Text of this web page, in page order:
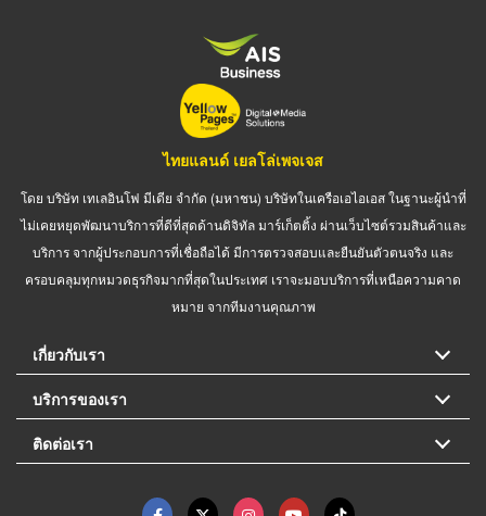
ไทยแลนด์ เยลโล่เพจเจส
โดย บริษัท เทเลอินโฟ มีเดีย จำกัด (มหาชน) บริษัทในเครือเอไอเอส ในฐานะผู้นำที่
ไม่เคยหยุดพัฒนาบริการที่ดีที่สุดด้านดิจิทัล มาร์เก็ตติ้ง ผ่านเว็บไซต์รวมสินค้าและ
บริการ จากผู้ประกอบการที่เชื่อถือได้ มีการตรวจสอบและยืนยันตัวตนจริง และ
ครอบคลุมทุกหมวดธุรกิจมากที่สุดในประเทศ เราจะมอบบริการที่เหนือความคาด
หมาย จากทีมงานคุณภาพ
เกี่ยวกับเรา
บริการของเรา
ติดต่อเรา